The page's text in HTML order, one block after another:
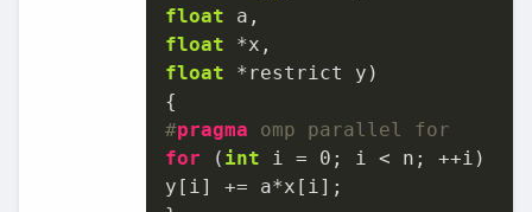
float
float
float *restrict y)
#pragma omp parallel for
for ( int i = 0 ; i < n; ++i)
y[i] += a*x[i];